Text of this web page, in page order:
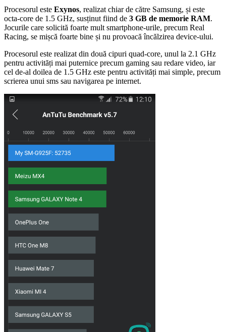
Procesorul este Exynos, realizat chiar de către Samsung, și este
octa-core de 1.5 GHz, susținut fiind de 3 GB de memorie RAM.
Jocurile care solicită foarte mult smartphone-urile, precum Real
Racing, se mișcă foarte bine și nu provoacă încălzirea device-ului.
Procesorul este realizat din două cipuri quad-core, unul la 2.1 GHz
pentru activități mai puternice precum gaming sau redare video, iar
cel de-al doilea de 1.5 GHz este pentru activități mai simple, precum
scrierea unui sms sau navigarea pe internet.